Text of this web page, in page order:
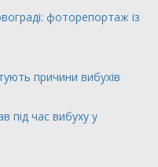
фоторепортаж із
причини вибухів
під час вибуху у